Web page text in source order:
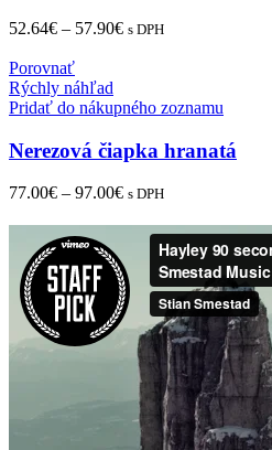
52.64€ – 57.90€ s DPH
Porovnať
Rýchly náhľad
Pridať do nákupného zoznamu
Nerezová čiapka hranatá
77.00€ – 97.00€ s DPH